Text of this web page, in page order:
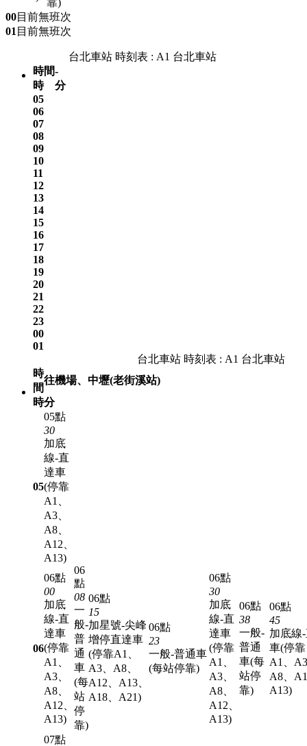
00目前無班次
01 目前無班次
台北車站 時刻表 : A1 台北車站
時間-
時
分
05
06
07
08
09
10
11
12
13
14
15
16
17
18
19
20
21
22
23
00
01
台北車站 時刻表 : A1 台北車站
時
間
往機場、中壢(老街溪站)
時分
05
05點
30
加底
線-直
達車
(停靠
A1、
A3、
A8、
A12、
A13)
06
06點
00
加底
線-直
達車
(停靠
A1、
A3、
A8、
A12、
A13)
06
點
08
一
般-
普
通
車
(每
站
停
靠)
06點
15
加星號-尖峰
增停直達車
(停靠A1、
A3、A8、
A12、A13、
A18、A21)
06點
23
一般-普通車
(每站停靠)
06點
30
加底
線-直
達車
(停靠
A1、
A3、
A8、
A12、
A13)
06點
38
一般-
普通
車(每
站停
靠)
06點
45
加底線
車(停靠
A1、
A8、
A13)
07點